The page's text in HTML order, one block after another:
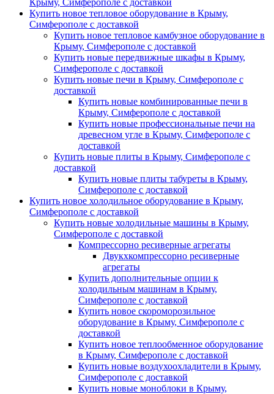
Крыму, Симферополе с доставкой
Купить новое тепловое оборудование в Крыму,
Симферополе с доставкой
Купить новое тепловое камбузное оборудование в
Крыму, Симферополе с доставкой
Купить новые передвижные шкафы в Крыму,
Симферополе с доставкой
Купить новые печи в Крыму, Симферополе с
доставкой
Купить новые комбинированные печи в
Крыму, Симферополе с доставкой
Купить новые профессиональные печи на
древесном угле в Крыму, Симферополе с
доставкой
Купить новые плиты в Крыму, Симферополе с
доставкой
Купить новые плиты табуреты в Крыму,
Симферополе с доставкой
Купить новое холодильное оборудование в Крыму,
Симферополе с доставкой
Купить новые холодильные машины в Крыму,
Симферополе с доставкой
Компрессорно ресиверные агрегаты
Двукхкомпрессорно ресиверные
агрегаты
Купить дополнительные опции к
холодильным машинам в Крыму,
Симферополе с доставкой
Купить новое скороморозильное
оборудование в Крыму, Симферополе с
доставкой
Купить новое теплообменное оборудование
в Крыму, Симферополе с доставкой
Купить новые воздухоохладители в Крыму,
Симферополе с доставкой
Купить новые моноблоки в Крыму,